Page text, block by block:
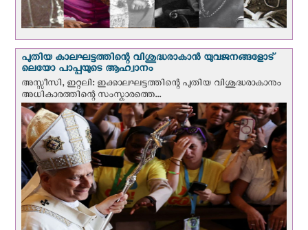
പുതിയ കാലഘട്ടത്തിന്റെ വിശുദ്ധരാകാന്‍ യുവജനങ്ങളോട്
ലെയോ പാപ്പയുടെ ആഹ്വാനം
അസ്സീസി, ഇറ്റലി: ഇക്കാലഘട്ടത്തിന്റെ പുതിയ വിശുദ്ധരാകാനും
അധികാരത്തിന്റെ സംസ്കാരത്തെ...